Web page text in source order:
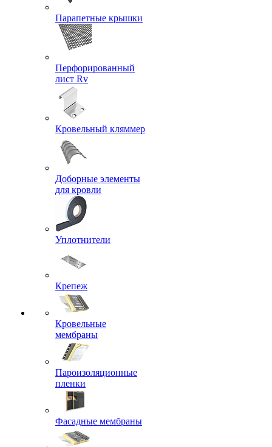
Парапетные крышки
Перфорированный
лист Rv
Кровельный кляммер
Доборные элементы
для кровли
Уплотнители
Крепеж
Кровельные
мембраны
Пароизоляционные
пленки
Фасадные мембраны